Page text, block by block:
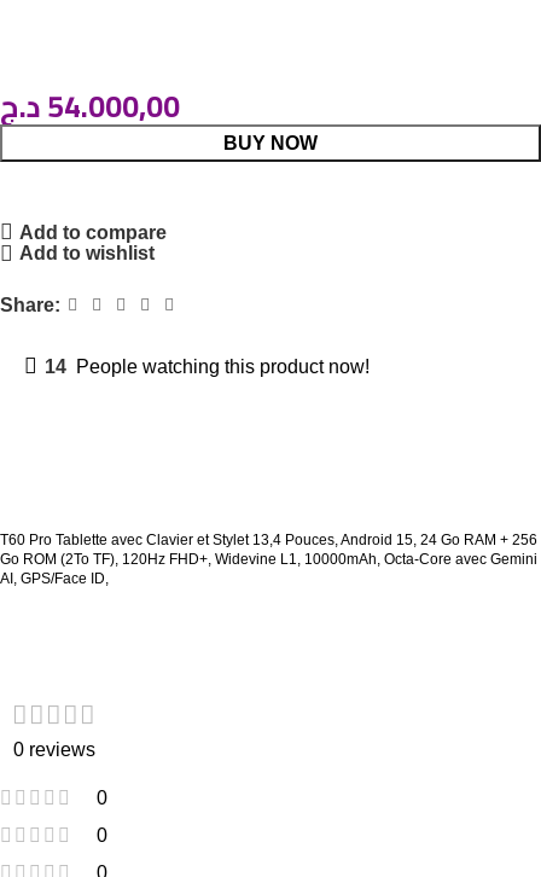
54.000,00د.ج
BUY NOW
Add to compare
Add to wishlist
Share:
14 People watching this product now!
T60 Pro Tablette avec Clavier et Stylet 13,4 Pouces, Android 15, 24 Go RAM + 256
Go ROM (2To TF), 120Hz FHD+, Widevine L1, 10000mAh, Octa-Core avec Gemini
AI, GPS/Face ID,
0 reviews
0
0
0